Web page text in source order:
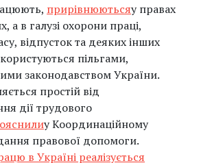
прирівнюютьсяу правах
а в галузі охорони праці,
відпусток та деяких інших
пільгами,
законодавством України.
простій від
дії трудового
у Координаційному
правової допомоги.
в Україні реалізується